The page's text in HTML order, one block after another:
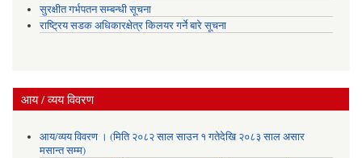
सुरक्षीत गर्भपतन सम्बन्धी सूचना
राष्ट्रिय सडक अधिकारक्षेत्र किलयर गर्ने बारे सूचना
आय / व्यय विवरण
आय/व्यय विवरण । (मिति २०८२ साल साउन १ गतेदेखि २०८३ साल असार
मसान्त सम्म)